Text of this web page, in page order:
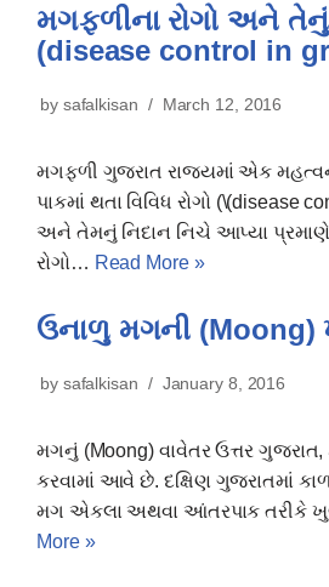
મગફળીના રોગો અને
(disease control in
by safalkisan March 12, 2016
મગફળી ગુજરાત રાજ્યમાં એક
પાકમાં થતા વિવિધ રોગો (\(disease
અને તેમનું નિદાન નિચે આપ્યા
રોગો… Read More »
ઉનાળુ મગની (Moong)
by safalkisan January 8, 2016
મગનું (Moong) વાવેતર ઉત્તર
કરવામાં આવે છે. દક્ષિણ ગુજરાતમાં
મગ એકલા અથવા આંતરપાક તરીકે
More »